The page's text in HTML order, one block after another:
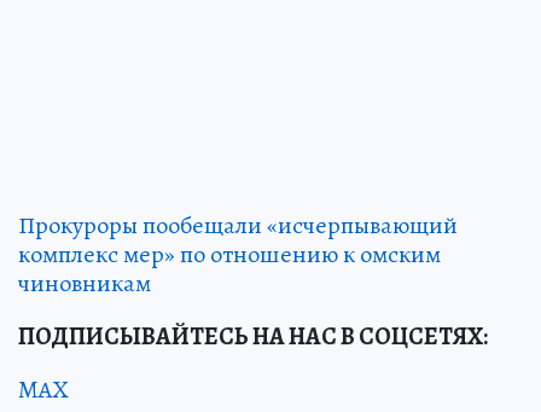
Прокуроры пообещали «исчерпывающий
комплекс мер» по отношению к омским
чиновникам
ПОДПИСЫВАЙТЕСЬ НА НАС В СОЦСЕТЯХ:
MAX